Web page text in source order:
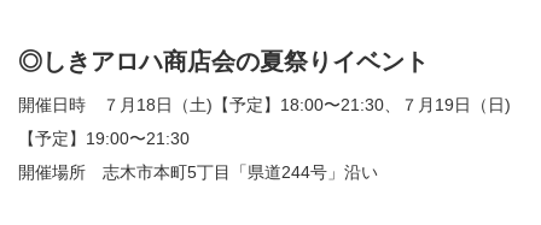
◎しきアロハ商店会の夏祭りイベント
開催日時 ７月18日（土)【予定】18:00〜21:30、７月19日（日)
【予定】19:00〜21:30
開催場所 志木市本町5丁目「県道244号」沿い